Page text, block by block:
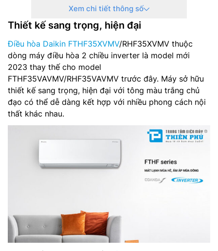
Nguồn điện: 1 pha/ 220-240 V/ 50-60 Hz
Công nghệ inverter: Có
Môi chất lạnh: R32
Kích thước dàn lạnh: 286 x 770 x 242 mm
Trọng lượng dàn lạnh: 9 kg
Kích thước dàn nóng: 550 x 675 x 284 mm
Đường kính ống(lỏng/hơi): 6.35/9.52 mm
Xem chi tiết thông số
Thiết kế sang trọng, hiện đại
Điều hòa Daikin FTHF35XVMV/RHF35XVMV thuộc
dòng máy điều hòa 2 chiều inverter là model mới
2023 thay thế cho model
FTHF35VAVMV/RHF35VAVMV trước đây. Máy sở hữu
thiết kế sang trọng, hiện đại với tông màu trắng chủ
đạo có thể dễ dàng kết hợp với nhiều phong cách nội
thất khác nhau.